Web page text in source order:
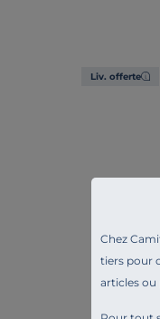
Chez
tiers pour
articles ou
Liv. offerte